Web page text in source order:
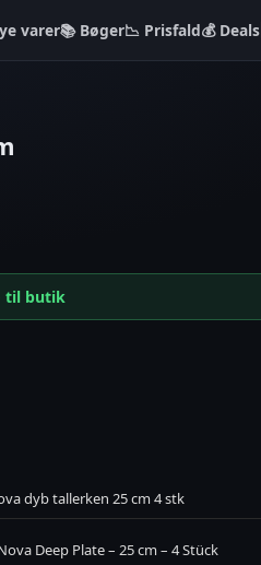
varer📚 Bøger📉 Prisfald💰 Deals
til butik
dyb tallerken 25 cm 4 stk
Deep Plate – 25 cm – 4 Stück